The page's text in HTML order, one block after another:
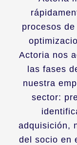
procesos
Actoria nos
las fases
nuestra
sector:
adquisición,
del socio en